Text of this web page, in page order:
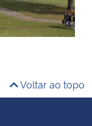
Voltar ao topo